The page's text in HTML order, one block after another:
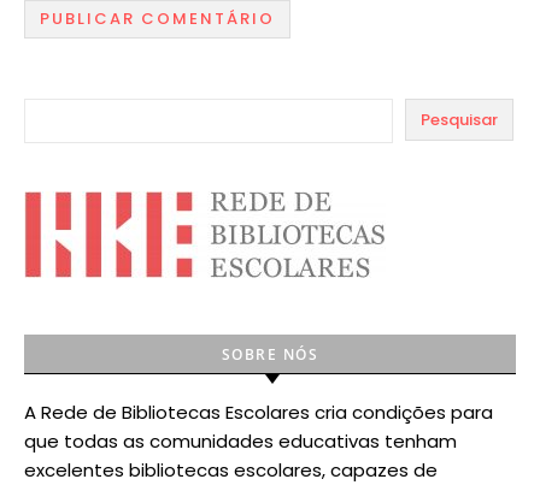
Pesquisar
SOBRE NÓS
A Rede de Bibliotecas Escolares cria condições para
que todas as comunidades educativas tenham
excelentes bibliotecas escolares, capazes de